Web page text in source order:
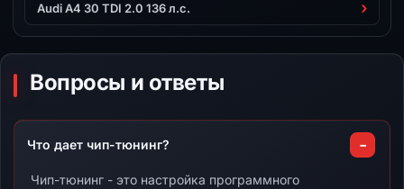
Audi A4 30 TDI 2.0 136 л.с.
Вопросы и ответы
Что дает чип-тюнинг?
Чип-тюнинг - это настройка программного